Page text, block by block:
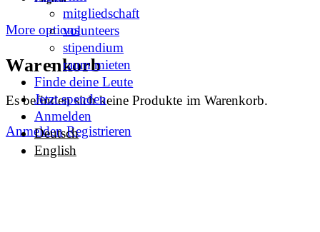
More options
Warenkorb
Es befinden sich keine Produkte im Warenkorb.
Anmelden Registrieren
mitgliedschaft
volunteers
stipendium
raum mieten
Finde deine Leute
Jetzt spenden
Anmelden
Deutsch
English